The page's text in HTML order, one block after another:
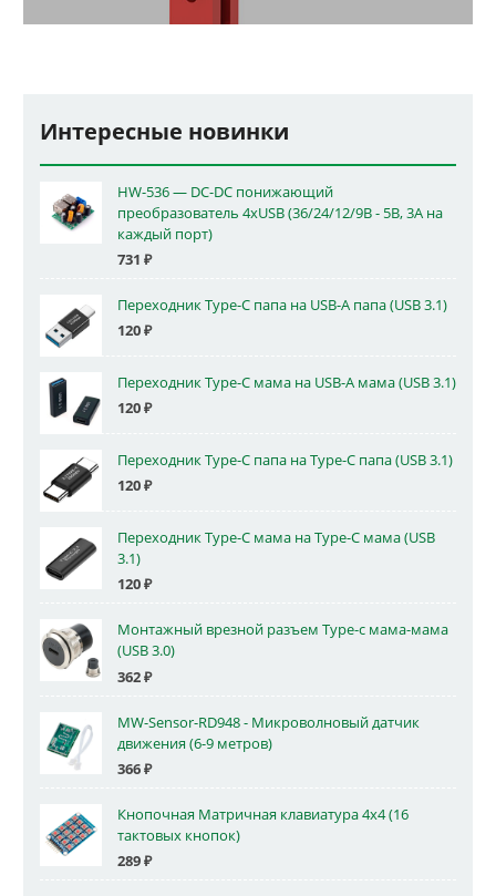
Интересные новинки
HW-536 — DC-DC понижающий
преобразователь 4xUSB (36/24/12/9В - 5В, 3А на
каждый порт)
731 ₽
Переходник Type-C папа на USB-A папа (USB 3.1)
120₽
Переходник Type-C мама на USB-A мама (USB 3.1)
120₽
Переходник Type-C папа на Type-C папа (USB 3.1)
120₽
Переходник Type-C мама на Type-C мама (USB
3.1)
120₽
Монтажный врезной разъем Type-c мама-мама
(USB 3.0)
362₽
MW-Sensor-RD948 - Микроволновый датчик
движения (6-9 метров)
366₽
Кнопочная Матричная клавиатура 4x4 (16
тактовых кнопок)
289₽